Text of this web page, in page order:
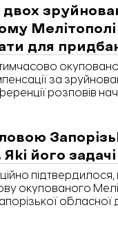
для
за
розповів
ми вже
знищене житло
можливих
його задачі
окупованого
обласної